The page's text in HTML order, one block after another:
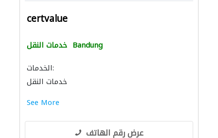
certvalue
خدمات النقل Bandung
الخدمات:
خدمات النقل
See More
عرض رقم الهاتف